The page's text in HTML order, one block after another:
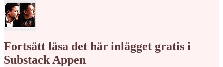
Fortsätt läsa det här inlägget gratis i
Substack Appen